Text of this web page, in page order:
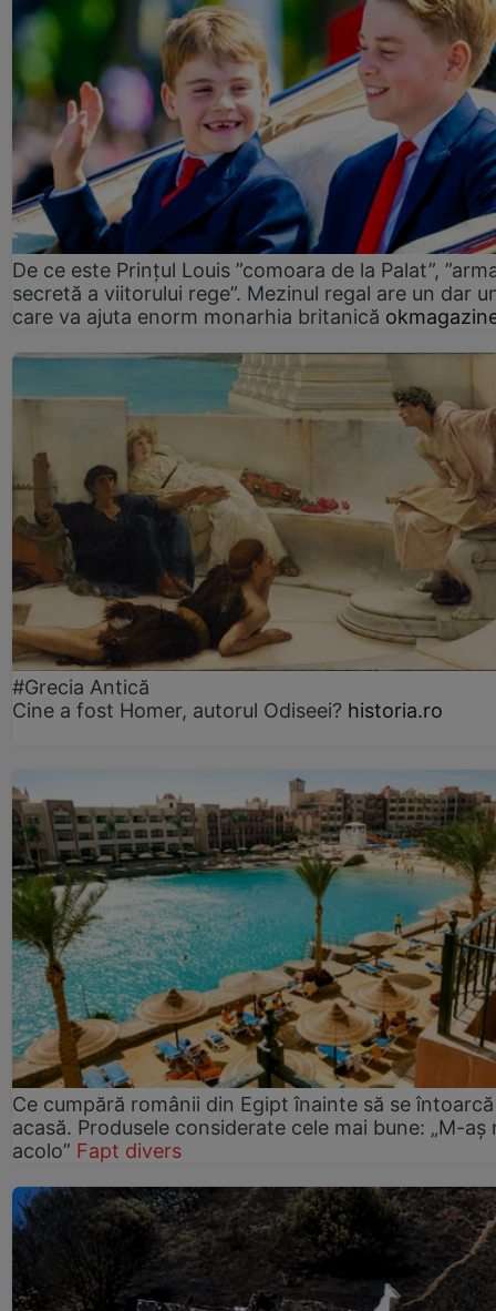
De ce este Prințul Louis ”comoara de la Palat”,
secretă a viitorului rege”. Mezinul regal are un dar
care va ajuta enorm monarhia britanică
#Grecia Antică
Cine a fost Homer, autorul Odiseei? historia.ro
Ce cumpără românii din Egipt înainte să se întoarcă
acasă. Produsele considerate cele mai bune: „M-aș
acolo” Fapt divers